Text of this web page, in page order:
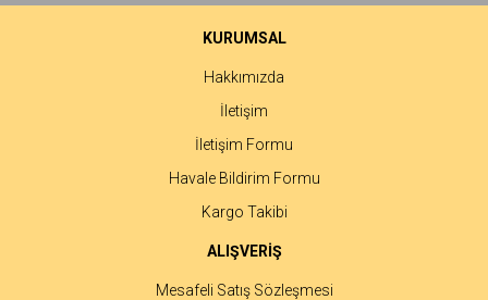
KURUMSAL
Hakkımızda
İletişim
İletişim Formu
Havale Bildirim Formu
Kargo Takibi
ALIŞVERİŞ
Mesafeli Satış Sözleşmesi